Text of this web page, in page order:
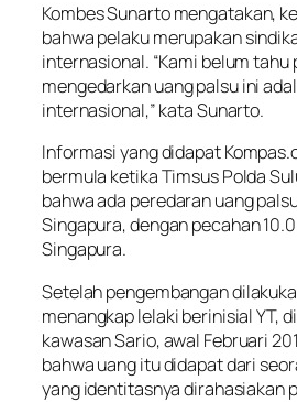
Kombes Sunarto mengatakan,
bahwa pelaku merupakan
internasional. “Kami belum tahu
mengedarkan uang palsu ini
internasional,” kata Sunarto.
Informasi yang didapat
bermula ketika Timsus Polda
bahwa ada peredaran uang
Singapura, dengan pecahan
Singapura.
Setelah pengembangan
menangkap lelaki berinisial YT,
kawasan Sario, awal Februari
bahwa uang itu didapat dari
yang identitasnya dirahasiakan